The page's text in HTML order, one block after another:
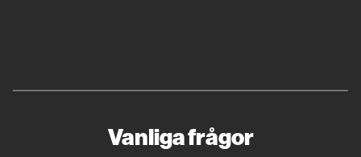
Vanliga frågor